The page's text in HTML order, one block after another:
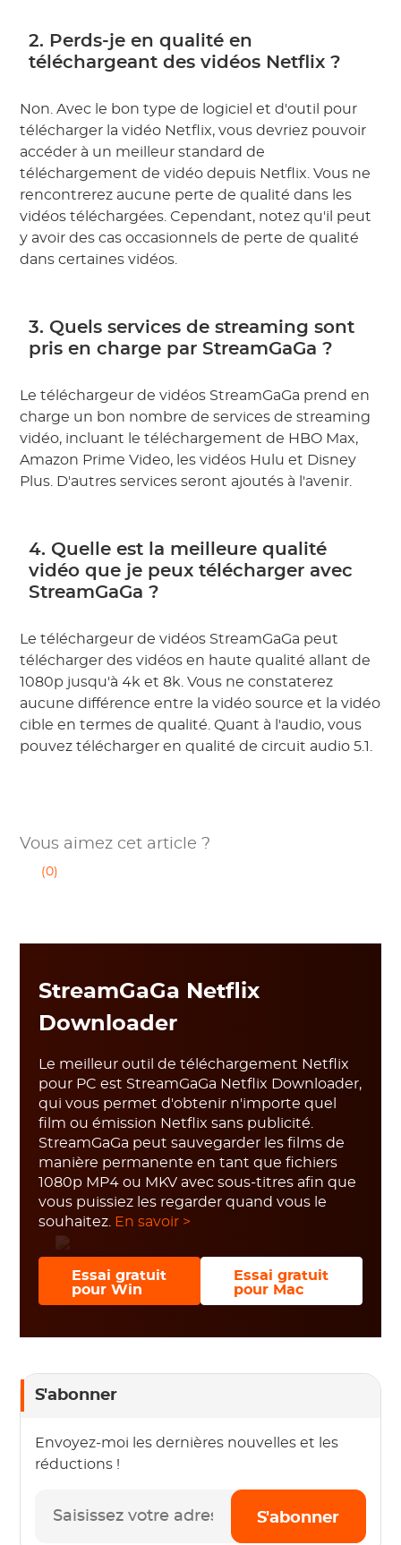
2. Perds-je en qualité en
téléchargeant des vidéos Netflix ?
Non. Avec le bon type de logiciel et d'outil pour
télécharger la vidéo Netflix, vous devriez pouvoir
accéder à un meilleur standard de
téléchargement de vidéo depuis Netflix. Vous ne
rencontrerez aucune perte de qualité dans les
vidéos téléchargées. Cependant, notez qu'il peut
y avoir des cas occasionnels de perte de qualité
dans certaines vidéos.
3. Quels services de streaming sont
pris en charge par StreamGaGa ?
Le téléchargeur de vidéos StreamGaGa prend en
charge un bon nombre de services de streaming
vidéo, incluant le téléchargement de HBO Max,
Amazon Prime Video, les vidéos Hulu et Disney
Plus. D'autres services seront ajoutés à l'avenir.
4. Quelle est la meilleure qualité
vidéo que je peux télécharger avec
StreamGaGa ?
Le téléchargeur de vidéos StreamGaGa peut
télécharger des vidéos en haute qualité allant de
1080p jusqu'à 4k et 8k. Vous ne constaterez
aucune différence entre la vidéo source et la vidéo
cible en termes de qualité. Quant à l'audio, vous
pouvez télécharger en qualité de circuit audio 5.1.
Vous aimez cet article ?
(0)
StreamGaGa Netflix
Downloader
Le meilleur outil de téléchargement Netflix
pour PC est StreamGaGa Netflix Downloader,
qui vous permet d'obtenir n'importe quel
film ou émission Netflix sans publicité.
StreamGaGa peut sauvegarder les films de
manière permanente en tant que fichiers
1080p MP4 ou MKV avec sous-titres afin que
vous puissiez les regarder quand vous le
souhaitez.
En savoir >
Essai gratuit
pour Win
Essai gratuit
pour Mac
S'abonner
Envoyez-moi les dernières nouvelles et les
réductions !
S'abonner